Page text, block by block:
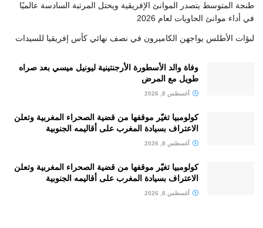
طنجة المتوسط يتصدر الموانئ الإفريقية ويحتل المرتبة السادسة عالميًا
في أداء موانئ الحاويات لعام 2026
لبؤات الأطلس يواجهن الكاميرون في نصف نهائي كأس إفريقيا للسيدات
وفاة والد الأسطورة الأرجنتينية ليونيل ميسي بعد صراه
طويل مع المرض
أغسطس 8, 2026
كولومبيا تغيّر موقفها من قضية الصحراء المغربية وتعلن
الاعتراف بسيادة المغرب على أقاليمه الجنوبية
أغسطس 8, 2026
كولومبيا تغيّر موقفها من قضية الصحراء المغربية وتعلن
الاعتراف بسيادة المغرب على أقاليمه الجنوبية
أغسطس 8, 2026